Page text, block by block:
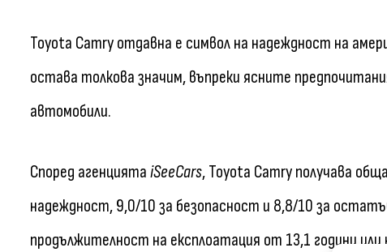
Toyota Camry отдавна е символ на надеждност на
остава толкова значим, въпреки ясните
автомобили.
Според агенциятаiSeeCars, Toyota Camry получава
надеждност, 9,0/10 за безопасност и 8,8/10 за
продължителност на експлоатация от 13,1 години